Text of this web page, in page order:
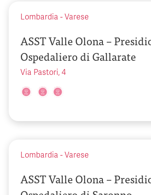
Lombardia - Varese
ASST Valle Olona –
Ospedaliero di Gallarate
Via Pastori, 4
Lombardia - Varese
ASST Valle Olona –